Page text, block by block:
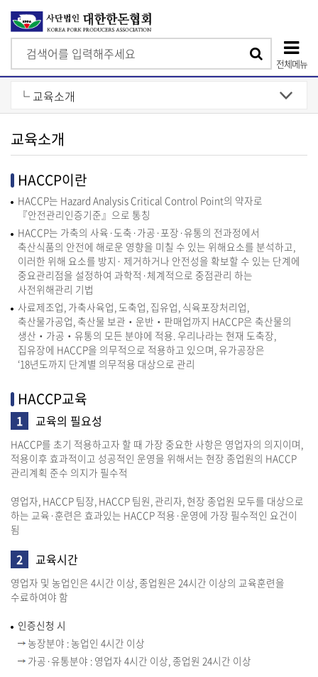
색
전체메뉴
단
모
바
일
메
교육소개
HACCP이란
HACCP는 Hazard Analysis Critical Control Point의 약자로
『안전관리인증기준』으로 통칭
HACCP는 가축의 사육·도축·가공·포장·유통의 전과정에서
축산식품의 안전에 해로운 영향을 미칠 수 있는 위해요소를 분석하고,
이러한 위해 요소를 방지· 제거하거나 안전성을 확보할 수 있는 단계에
중요관리점을 설정하여 과학적·체계적으로 중점관리 하는
사전위해관리 기법
사료제조업, 가축사육업, 도축업, 집유업, 식육포장처리업,
축산물가공업, 축산물 보관‧운반‧판매업까지 HACCP은 축산물의
생산‧가공‧유통의 모든 분야에 적용. 우리나라는 현재 도축장,
집유장에 HACCP을 의무적으로 적용하고 있으며, 유가공장은
‘18년도까지 단계별 의무적용 대상으로 관리
HACCP교육
1 교육의 필요성
HACCP를 초기 적용하고자 할 때 가장 중요한 사항은 영업자의 의지이며,
적용이후 효과적이고 성공적인 운영을 위해서는 현장 종업원의 HACCP
관리계획 준수 의지가 필수적
영업자, HACCP 팀장, HACCP 팀원, 관리자, 현장 종업원 모두를 대상으로
하는 교육·훈련은 효과있는 HACCP 적용·운영에 가장 필수적인 요건이
됨
2 교육시간
영업자 및 농업인은 4시간 이상, 종업원은 24시간 이상의 교육훈련을
수료하여야 함
인증신청 시
농장분야 : 농업인 4시간 이상
가공·유통분야 : 영업자 4시간 이상, 종업원 24시간 이상